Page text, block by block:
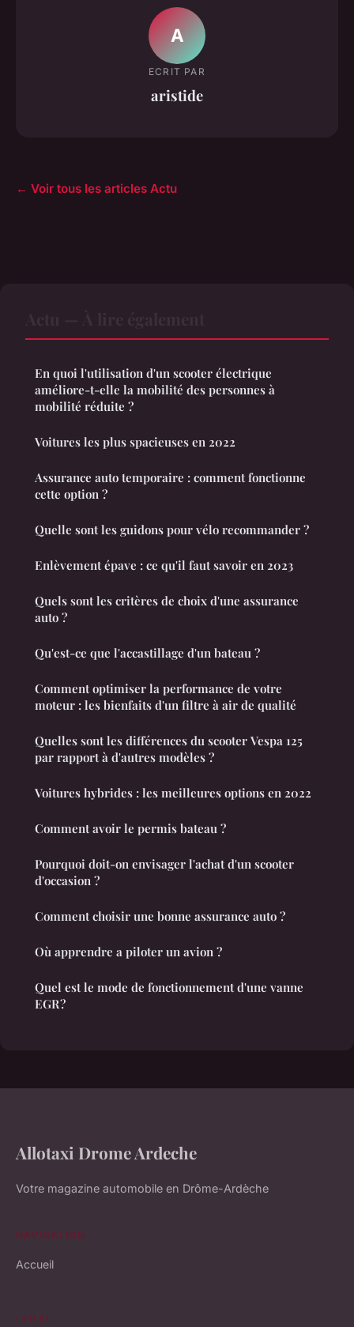
A
ECRIT PAR
aristide
← Voir tous les articles Actu
En quoi l'utilisation d'un scooter électrique
améliore-t-elle la mobilité des personnes à
mobilité réduite ?
Voitures les plus spacieuses en 2022
Assurance auto temporaire : comment fonctionne
cette option ?
Quelle sont les guidons pour vélo recommander ?
Enlèvement épave : ce qu'il faut savoir en 2023
Quels sont les critères de choix d'une assurance
auto ?
Qu'est-ce que l'accastillage d'un bateau ?
Comment optimiser la performance de votre
moteur : les bienfaits d'un filtre à air de qualité
Quelles sont les différences du scooter Vespa 125
par rapport à d'autres modèles ?
Voitures hybrides : les meilleures options en 2022
Comment avoir le permis bateau ?
Pourquoi doit-on envisager l'achat d'un scooter
d'occasion ?
Comment choisir une bonne assurance auto ?
Où apprendre a piloter un avion ?
Quel est le mode de fonctionnement d'une vanne
EGR ?
Allotaxi Drome Ardeche
Votre magazine automobile en Drôme-Ardèche
NAVIGATION
Accueil
LÉGAL